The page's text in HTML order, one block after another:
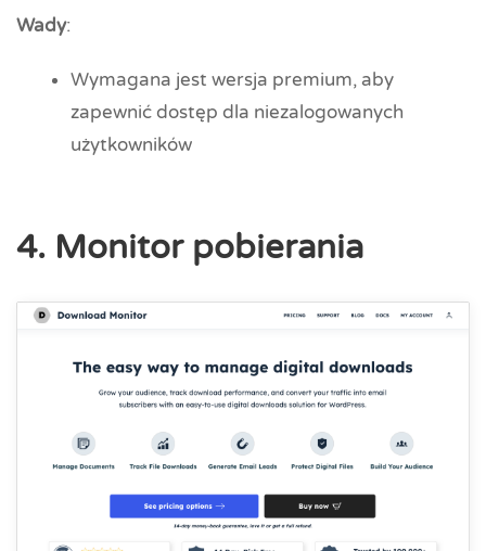
Wady:
Wymagana jest wersja premium, aby
zapewnić dostęp dla niezalogowanych
użytkowników
4. Monitor pobierania